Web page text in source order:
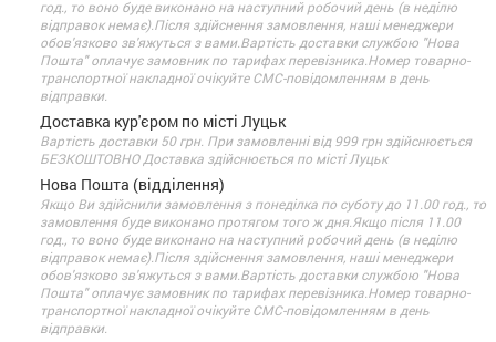
год., то воно буде виконано на наступний робочий день (в неділю
відправок немає).Після здійснення замовлення, наші менеджери
обов'язково зв'яжуться з вами.Вартість доставки службою "Нова
Пошта" оплачує замовник по тарифах перевізника.Номер товарно-
транспортної накладної очікуйте СМС-повідомленням в день
відправки.
Доставка кур'єром по місті Луцьк
Вартість доставки 50 грн. При замовленні від 999 грн здійснюється
БЕЗКОШТОВНО Доставка здійснюється по місті Луцьк
Нова Пошта (відділення)
Якщо Ви здійснили замовлення з понеділка по суботу до 11.00 год., то
замовлення буде виконано протягом того ж дня.Якщо після 11.00
год., то воно буде виконано на наступний робочий день (в неділю
відправок немає).Після здійснення замовлення, наші менеджери
обов'язково зв'яжуться з вами.Вартість доставки службою "Нова
Пошта" оплачує замовник по тарифах перевізника.Номер товарно-
транспортної накладної очікуйте СМС-повідомленням в день
відправки.